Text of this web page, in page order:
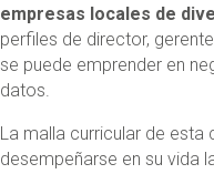
empresas locales de
perfiles de director,
se puede emprender en
datos.
La malla curricular de
desempeñarse en su vida